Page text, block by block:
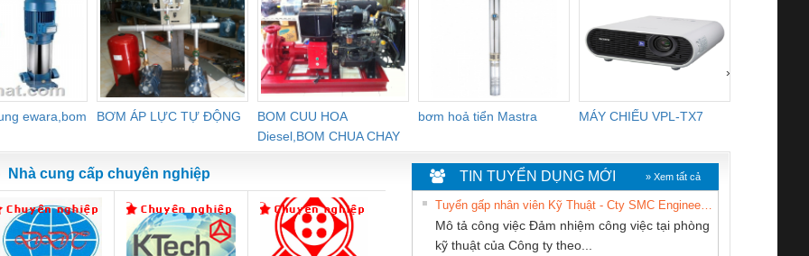
ewara,bom
BƠM ÁP LỰC TỰ ĐỘNG
BOM CUU HOA
Diesel,BOM CHUA CHAY
bơm hoả tiển Mastra MÁY CHIẾU VPL-TX7
›
Nhà cung cấp chuyên nghiệp TIN TUYỂN DỤNG MỚI » Xem tất cả
Mô tả công việc Đảm nhiệm công việc tại phòng
kỹ thuật của Công ty theo...